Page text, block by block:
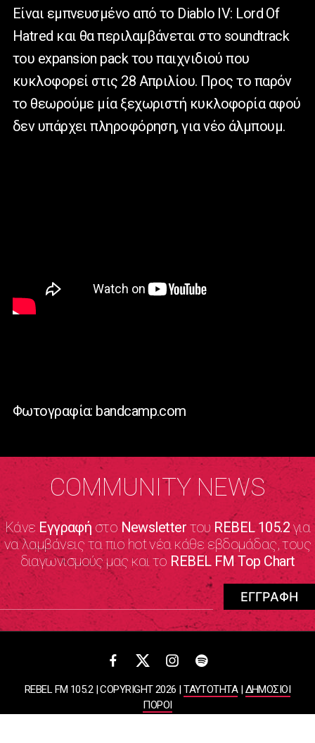
Είναι εμπνευσμένο από το Diablo IV: Lord Of
Hatred και θα περιλαμβάνεται στο soundtrack
του expansion packτου παιχνιδιού που
κυκλοφορεί στις 28 Απριλίου. Προς το παρόν
το θεωρούμε μία ξεχωριστή κυκλοφορία αφού
δεν υπάρχει πληροφόρηση, για νέο άλμπουμ.
Φωτογραφία: bandcamp.com
COMMUNITY NEWS
Κάνε Εγγραφήστο NewsletterτουREBEL 105.2για
να λαμβάνεις τα πιο hot νέα κάθε εβδομάδας, τους
διαγωνισμούς μας και το REBEL FM Top Chart
REBEL FM 105.2 | COPYRIGHT 2026 |ΤΑΥΤΟΤΗΤΑ|ΔΗΜΟΣΙΟΙ
ΠΟΡΟΙ